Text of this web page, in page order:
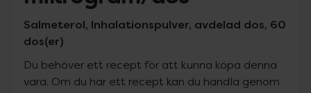
Salmeterol, Inhalationspulver, avdelad dos, 60
dos(er)
Du behöver ett recept för att kunna köpa denna
vara. Om du har ett recept kan du handla genom